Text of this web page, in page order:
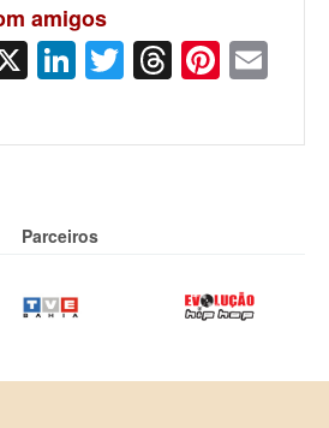
amigos
X LinkedIn
Twitter
Threads
Parceiros